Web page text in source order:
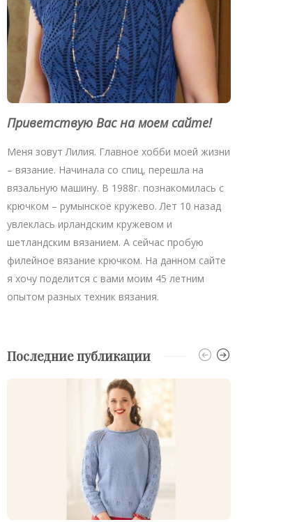
Приветствую Вас на моем сайте!
Меня зовут Лилия. Главное хобби моей жизни
– вязание. Начинала со спиц, перешла на
вязальную машину. В 1988г. познакомилась с
крючком – румынское кружево. Лет 10 назад
увлеклась ирландским кружевом и
шетландским вязанием. А сейчас пробую
филейное вязание крючком. На данном сайте
я хочу поделится с вами моим 45 летним
опытом разных техник вязания.
Последние публикации